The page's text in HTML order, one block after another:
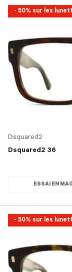
- 50% sur les
Dsquared2
Dsquared2 36
ESSAI EN
- 50% sur les